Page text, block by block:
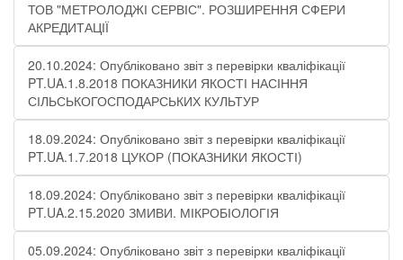
ТОВ "МЕТРОЛОДЖІ СЕРВІС". РОЗШИРЕННЯ СФЕРИ
АКРЕДИТАЦІЇ
20.10.2024: Опубліковано звіт з перевірки кваліфікації
PT.UA.1.8.2018 ПОКАЗНИКИ ЯКОСТІ НАСІННЯ
СІЛЬСЬКОГОСПОДАРСЬКИХ КУЛЬТУР
18.09.2024: Опубліковано звіт з перевірки кваліфікації
PT.UA.1.7.2018 ЦУКОР (ПОКАЗНИКИ ЯКОСТІ)​
18.09.2024: Опубліковано звіт з перевірки кваліфікації
PT.UA.2.15.2020 ЗМИВИ. МІКРОБІОЛОГІЯ
05.09.2024: Опубліковано звіт з перевірки кваліфікації